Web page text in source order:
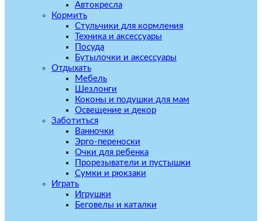
Автокресла
Кормить
Стульчики для кормления
Техника и аксессуары
Посуда
Бутылочки и аксессуары
Отдыхать
Мебель
Шезлонги
Коконы и подушки для мам
Освещение и декор
Заботиться
Ванночки
Эрго-переноски
Очки для ребенка
Прорезыватели и пустышки
Сумки и рюкзаки
Играть
Игрушки
Беговелы и каталки